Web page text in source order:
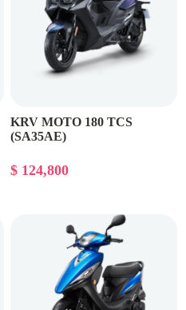
KRV MOTO 180 TCS
(SA35AE)
$ 124,800